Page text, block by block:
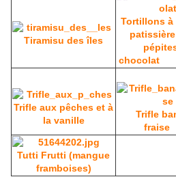
Tiramisu des îles
Tortillons à
chocolat
Trifle aux pêches et à
la vanille
Trifle
fraise
Tutti Frutti (mangue
framboises)